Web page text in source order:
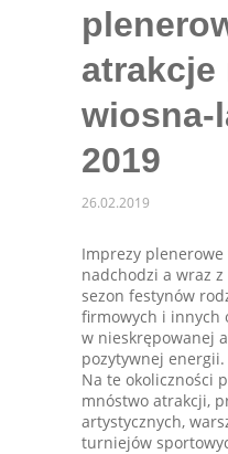
atrakcje
wiosna-
2019
26.02.2019
Imprezy
nadchodzi a wraz
sezon festynów
firmowych i innych
w nieskrępowanej
pozytywnej energii.
Na te okoliczności
mnóstwo atrakcji,
artystycznych,
turniejów